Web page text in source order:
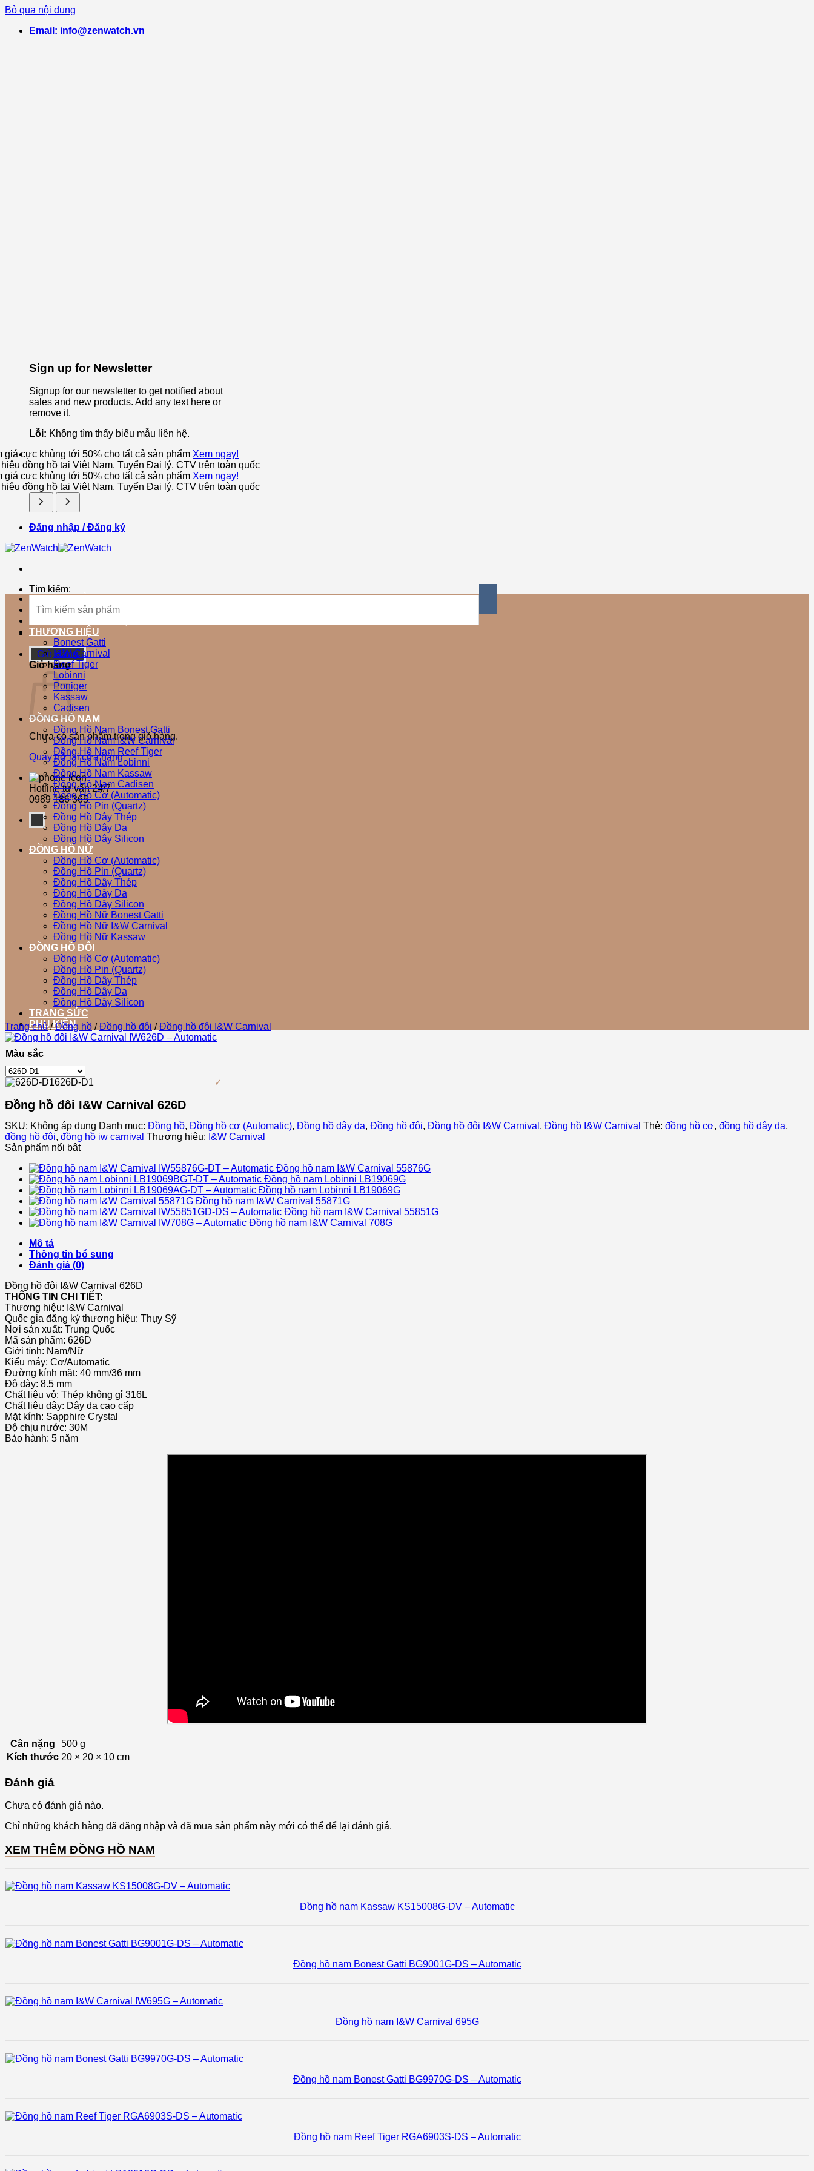
Bỏ qua nội dung
Email: info@zenwatch.vn
Sign up for Newsletter
Signup for our newsletter to get notified about
sales and new products. Add any text here or
remove it.
Lỗi: Không tìm thấy biểu mẫu liên hệ.
giá cực khủng tới 50% cho tất cả sản phẩm Xem ngay!
đồng hồ tại Việt Nam. Tuyển Đại lý, CTV trên toàn quốc
giá cực khủng tới 50% cho tất cả sản phẩm Xem ngay!
đồng hồ tại Việt Nam. Tuyển Đại lý, CTV trên toàn quốc
Đăng nhập / Đăng ký
Tìm kiếm:
Giỏ Hàng
Giỏ hàng
Chưa có sản phẩm trong giỏ hàng.
Quay trở lại cửa hàng
Hotline tư vấn 24/7
0989 186 365
TRANG CHỦ
SẢN PHẨM MỚI
THƯƠNG HIỆU
Bonest Gatti
I&W Carnival
Reef Tiger
Lobinni
Poniger
Kassaw
Cadisen
ĐỒNG HỒ NAM
Đồng Hồ Nam Bonest Gatti
Đồng Hồ Nam I&W Carnival
Đồng Hồ Nam Reef Tiger
Đồng Hồ Nam Lobinni
Đồng Hồ Nam Kassaw
Đồng Hồ Nam Cadisen
Đồng Hồ Cơ (Automatic)
Đồng Hồ Pin (Quartz)
Đồng Hồ Dây Thép
Đồng Hồ Dây Da
Đồng Hồ Dây Silicon
ĐỒNG HỒ NỮ
Đồng Hồ Cơ (Automatic)
Đồng Hồ Pin (Quartz)
Đồng Hồ Dây Thép
Đồng Hồ Dây Da
Đồng Hồ Dây Silicon
Đồng Hồ Nữ Bonest Gatti
Đồng Hồ Nữ I&W Carnival
Đồng Hồ Nữ Kassaw
ĐỒNG HỒ ĐÔI
Đồng Hồ Cơ (Automatic)
Đồng Hồ Pin (Quartz)
Đồng Hồ Dây Thép
Đồng Hồ Dây Da
Đồng Hồ Dây Silicon
TRANG SỨC
PHỤ KIỆN
Trang chủ / Đồng hồ / Đồng hồ đôi / Đồng hồ đôi I&W Carnival
Màu sắc
626D-D1
Đồng hồ đôi I&W Carnival 626D
SKU: Không áp dụng Danh mục: Đồng hồ, Đồng hồ cơ (Automatic), Đồng hồ dây da, Đồng hồ đôi, Đồng hồ đôi I&W Carnival , Đồng hồ I&W Carnival Thẻ: đồng hồ cơ, đồng hồ dây da,
đồng hồ đôi, đồng hồ iw carnival Thương hiệu: I&W Carnival
Sản phẩm nổi bật
Đồng hồ nam I&W Carnival 55876G
Đồng hồ nam Lobinni LB19069G
Đồng hồ nam Lobinni LB19069G
Đồng hồ nam I&W Carnival 55871G
Đồng hồ nam I&W Carnival 55851G
Đồng hồ nam I&W Carnival 708G
Mô tả
Thông tin bổ sung
Đánh giá (0)
Đồng hồ đôi I&W Carnival 626D
THÔNG TIN CHI TIẾT:
Thương hiệu: I&W Carnival
Quốc gia đăng ký thương hiệu: Thụy Sỹ
Nơi sản xuất: Trung Quốc
Mã sản phẩm: 626D
Giới tính: Nam/Nữ
Kiểu máy: Cơ/Automatic
Đường kính mặt: 40 mm/36 mm
Độ dày: 8.5 mm
Chất liệu vỏ: Thép không gỉ 316L
Chất liệu dây: Dây da cao cấp
Mặt kính: Sapphire Crystal
Độ chịu nước: 30M
Bảo hành: 5 năm
Cân nặng
500 g
Kích thước 20 × 20 × 10 cm
Đánh giá
Chưa có đánh giá nào.
Chỉ những khách hàng đã đăng nhập và đã mua sản phẩm này mới có thể để lại đánh giá.
XEM THÊM ĐỒNG HỒ NAM
Đồng hồ nam Kassaw KS15008G-DV – Automatic
Đồng hồ nam Bonest Gatti BG9001G-DS – Automatic
Đồng hồ nam I&W Carnival 695G
Đồng hồ nam Bonest Gatti BG9970G-DS – Automatic
Đồng hồ nam Reef Tiger RGA6903S-DS – Automatic